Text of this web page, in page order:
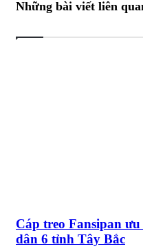
Những bài viết liên
Cáp treo Fansipan
dân 6 tỉnh Tây Bắc